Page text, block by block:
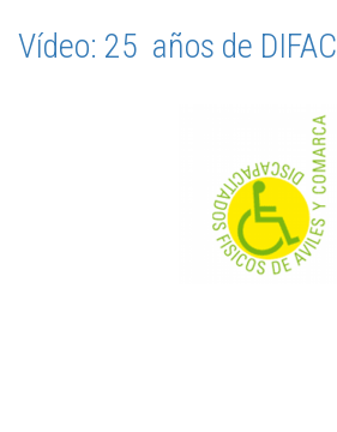
Vídeo: 25 años de DIFAC